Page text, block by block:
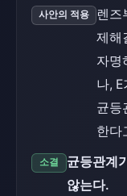
사안의 적용
렌즈
제해
자명
나,
균등
한다
소결
균등관계
않는다.